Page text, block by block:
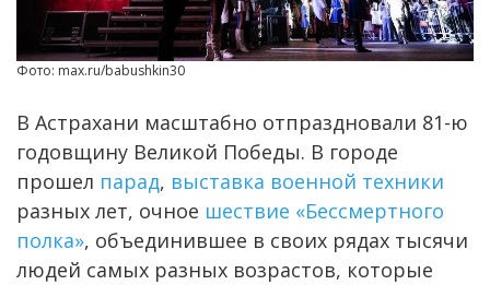
Фото: max.ru/babushkin30
В Астрахани масштабно отпраздновали 81-ю
годовщину Великой Победы. В городе
прошел парад, выставка военной техники
разных лет, очное шествие «Бессмертного
полка», объединившее в своих рядах тысячи
людей самых разных возрастов, которые